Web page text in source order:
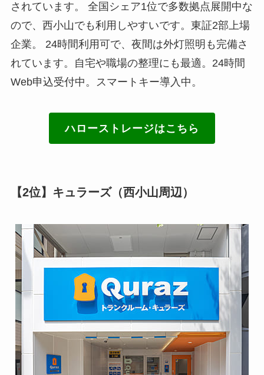
されています。 全国シェア1位で多数拠点展開中な
ので、西小山でも利用しやすいです。東証2部上場
企業。 24時間利用可で、夜間は外灯照明も完備さ
れています。自宅や職場の整理にも最適。24時間
Web申込受付中。スマートキー導入中。
ハローストレージはこちら
【2位】キュラーズ（西小山周辺）